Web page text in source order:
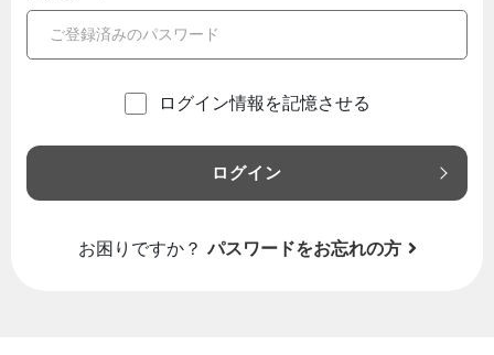
ログイン情報を記憶させる
ログイン
お困りですか？ パスワードをお忘れの方